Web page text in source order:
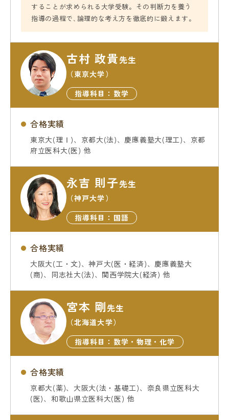
することが求められる大学受験。その判断力を養う
指導の過程で､論理的な考え方を徹底的に鍛えます。
古村 政貴先生
（東京大学）
指導科目：数学
合格実績
東京大(理Ⅰ)、京都大(法)、慶應義塾大(理工)、京都
府立医科大(医) 他
永吉 則子先生
（神戸大学）
指導科目：国語
合格実績
大阪大(工・文)、神戸大(医・経済)、慶應義塾大
(商)、同志社大(法)、関西学院大(経済) 他
宮本 剛先生
（北海道大学）
指導科目：数学・物理・化学
合格実績
京都大(薬)、大阪大(法・基礎工)、奈良県立医科大
(医)、和歌山県立医科大(医) 他